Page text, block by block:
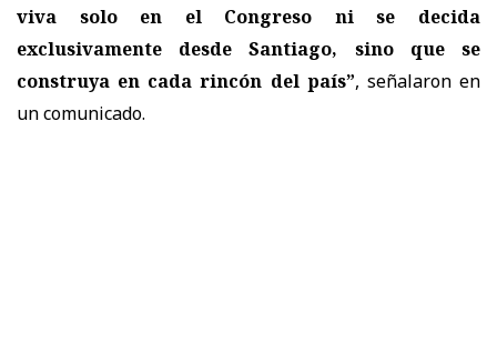
viva solo en el Congreso ni se decida
exclusivamente desde Santiago, sino que se
construya en cada rincón del país”, señalaron en
un comunicado.